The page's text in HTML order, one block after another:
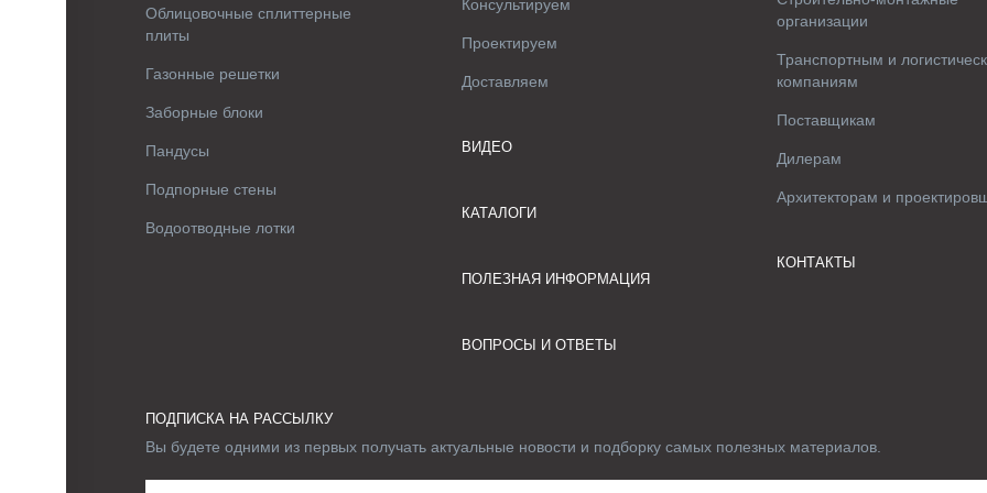
Облицовочные сплиттерные
плиты
Газонные решетки
Заборные блоки
Пандусы
Подпорные стены
Водоотводные лотки
Консультируем
Проектируем
Доставляем
ВИДЕО
КАТАЛОГИ
ПОЛЕЗНАЯ ИНФОРМАЦИЯ
ВОПРОСЫ И ОТВЕТЫ
организации
Транспортным и
компаниям
Поставщикам
Дилерам
Архитекторам и
КОНТАКТЫ
ПОДПИСКА НА РАССЫЛКУ
Вы будете одними из первых получать актуальные новости и подборку самых полезных материалов.